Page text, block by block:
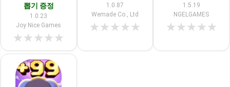
뽑기 증정
1.0.23
Joy Nice Games
★★★★★
1.0.87
Wemade Co., Ltd
★★★★★
1.5.19
NGELGAMES
★★★★★